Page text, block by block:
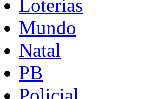
Loterias
Mundo
Natal
PB